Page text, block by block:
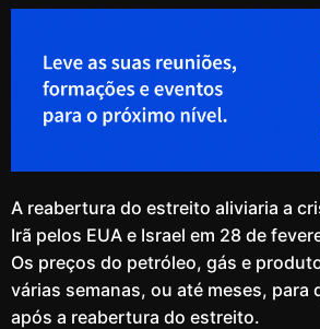
A reabertura do estreito aliviaria a
Irã pelos EUA e Israel em 28 de
Os preços do petróleo, gás e
várias semanas, ou até meses,
após a reabertura do estreito.